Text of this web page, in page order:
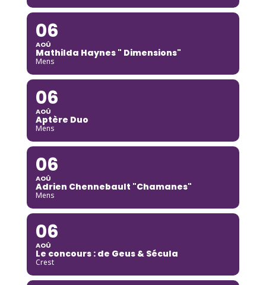
06
AOÛ
Mathilda Haynes " Dimensions"
Mens
06
AOÛ
Aptère Duo
Mens
06
AOÛ
Adrien Chennebault "Chamanes"
Mens
06
AOÛ
Le concours : de Geus & Sécula
Crest